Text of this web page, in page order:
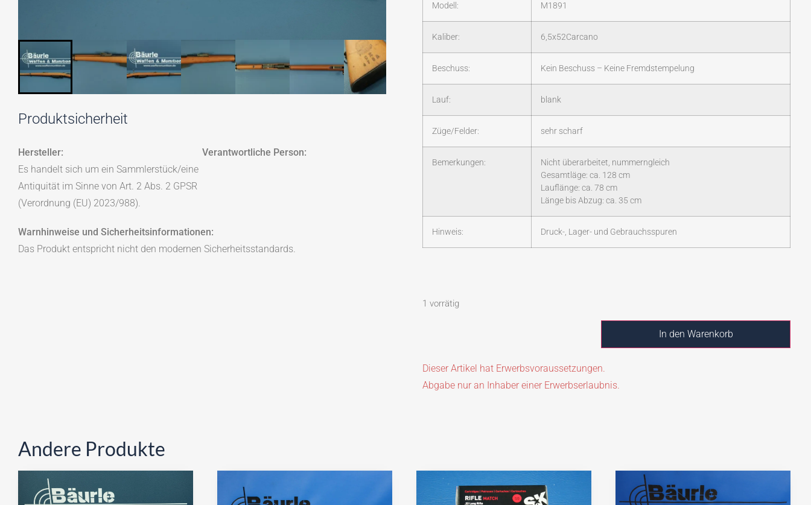
Produktsicherheit
Hersteller:
Es handelt sich um ein Sammlerstück/eine
Antiquität im Sinne von Art. 2 Abs. 2 GPSR
(Verordnung (EU) 2023/988).
Verantwortliche Person:
Warnhinweise und Sicherheitsinformationen:
Das Produkt entspricht nicht den modernen Sicherheitsstandards.
Modell: M1891
Kaliber: 6,5x52Carcano
Beschuss: Kein Beschuss – Keine Fremdstempelung
Lauf: blank
Züge/Felder: sehr scharf
Bemerkungen:
Nicht überarbeitet, nummerngleich
Gesamtläge: ca. 128 cm
Lauflänge: ca. 78 cm
Länge bis Abzug: ca. 35 cm
Hinweis: Druck-, Lager- und Gebrauchsspuren
1 vorrätig
In den Warenkorb
Dieser Artikel hat Erwerbsvoraussetzungen.
Abgabe nur an Inhaber einer Erwerbserlaubnis.
Andere Produkte